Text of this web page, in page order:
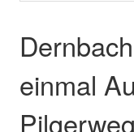
einmal